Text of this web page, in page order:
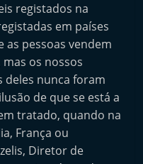
registados na
em países
as pessoas vendem
os nossos
deles nunca foram
de que se está a
tratado, quando na
França ou
Diretor de